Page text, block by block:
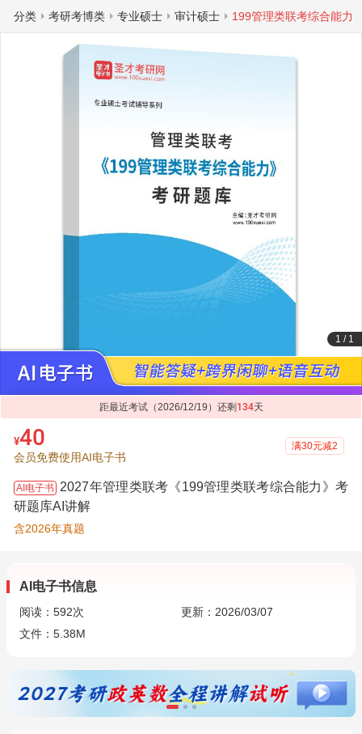
分类 考研考博类 专业硕士 审计硕士 199管理类联考综合能力
1 / 1
距最近考试（2026/12/19）还剩 134天
¥40
会员免费使用AI电子书
满30元减2
AI电子书 2027年管理类联考《199管理类联考综合能力》考
研题库AI讲解
含2026年真题
AI电子书信息
阅读： 592次
更新：2026/03/07
文件：5.38M